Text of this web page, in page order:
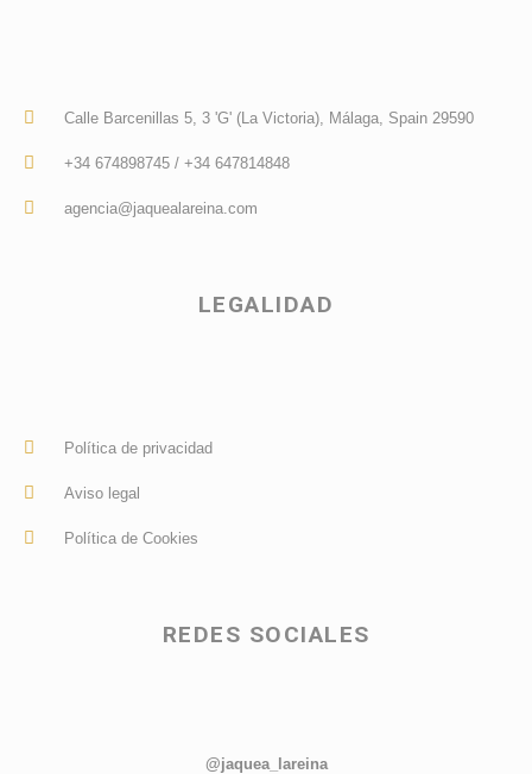
Calle Barcenillas 5, 3 'G' (La Victoria), Málaga, Spain 29590
+34 674898745 / +34 647814848
agencia@jaquealareina.com
LEGALIDAD
Política de privacidad
Aviso legal
Política de Cookies
REDES SOCIALES
@jaquea_lareina